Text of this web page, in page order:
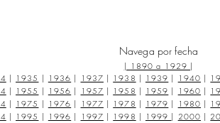
Navega por fecha
| 1890 a 1929 |
| 1935 | 1936 | 1937 | 1938 | 1939 | 1940 |
| 1955 | 1956 | 1957 | 1958 | 1959 | 1960 |
| 1975 | 1976 | 1977 | 1978 | 1979 | 1980 |
| 1995 | 1996 | 1997 | 1998 | 1999 | 2000 |